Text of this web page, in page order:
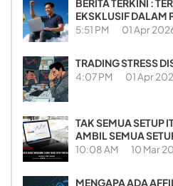
BERITA TERKINI :
EKSKLUSIF DALAM
5:51 PM 01 Apr
TRADING STRESS
4:07 PM 01 Apr
TAK SEMUA SETUP
AMBIL SEMUA
10:08 AM 10 Mar
MENGAPA ADA